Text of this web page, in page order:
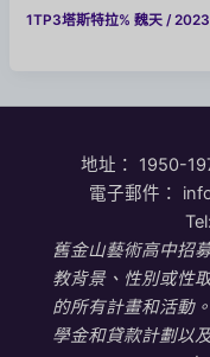
1TP3塔斯特拉% 魏天/
地址： 1950-
電子郵件：
Tel:
舊金山藝術高中招
教背景、性別或性
的所有計畫和活動
學金和貸款計劃以